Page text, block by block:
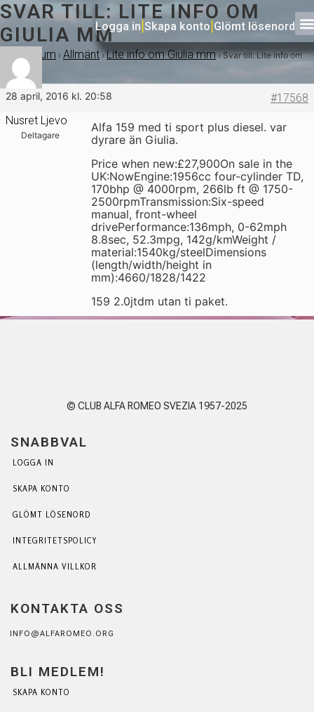
Logga in Skapa konto Glömt lösenord
SVAR TILL: LITE INFO OM
GIULIA MM
› Forum › Allmänt › Lite info om Giulia mm › Svar till: Lite info om
Giulia mm
28 april, 2016 kl. 20:58
#17568
Nusret Ljevo
Deltagare
Alfa 159 med ti sport plus diesel. var
dyrare än Giulia.
Price when new:£27,900On sale in the
UK:NowEngine:1956cc four-cylinder TD,
170bhp @ 4000rpm, 266lb ft @ 1750-
2500rpmTransmission:Six-speed
manual, front-wheel
drivePerformance:136mph, 0-62mph
8.8sec, 52.3mpg, 142g/kmWeight /
material:1540kg/steelDimensions
(length/width/height in
mm):4660/1828/1422
159 2.0jtdm utan ti paket.
© CLUB ALFA ROMEO SVEZIA 1957-2025
SNABBVAL
LOGGA IN
SKAPA KONTO
GLÖMT LÖSENORD
INTEGRITETSPOLICY
ALLMÄNNA VILLKOR
KONTAKTA OSS
INFO@ALFAROMEO.ORG
BLI MEDLEM!
SKAPA KONTO